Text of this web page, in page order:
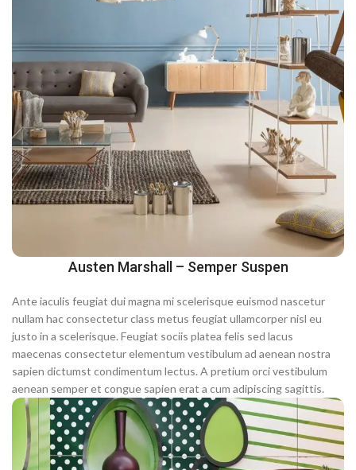
Austen Marshall – Semper Suspen
Ante iaculis feugiat dui magna mi scelerisque euismod nascetur
nullam hac consectetur class metus feugiat ullamcorper nisl eu
justo in a scelerisque. Feugiat sociis platea felis sed lacus
maecenas consectetur elementum vestibulum ad aenean nostra
sapien dictumst condimentum lectus. A pretium orci vestibulum
aenean semper et congue sapien erat a cum adipiscing sagittis.